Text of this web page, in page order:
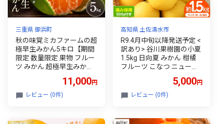
三重県 御浜町
秋の味覚ミカファームの超
極早生みかん5キロ【期間
限定 数量限定 果物 フルー
ツ みかん 超極早生みかん
11,000円
レビュー (0件)
高知県 土佐清水市
R9.4月中旬以降発送予定 <
訳あり> 谷川果樹園の小夏
1.5kg 日向夏 みかん 柑橘
フルーツ こなつ ニューサ
い ワケあり 訳 自宅用 おや
つ 高知【R01664】
5,000円
レビュー (0件)